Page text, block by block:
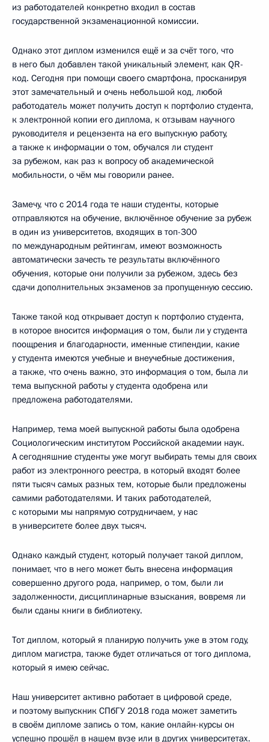
из работодателей конкретно входил в состав
государственной экзаменационной комиссии.
Однако этот диплом изменился ещё и за счёт того, что
в него был добавлен такой уникальный элемент, как QR-
код. Сегодня при помощи своего смартфона, просканируя
этот замечательный и очень небольшой код, любой
работодатель может получить доступ к портфолио студента,
к электронной копии его диплома, к отзывам научного
руководителя и рецензента на его выпускную работу,
а также к информации о том, обучался ли студент
за рубежом, как раз к вопросу об академической
мобильности, о чём мы говорили ранее.
Замечу, что с 2014 года те наши студенты, которые
отправляются на обучение, включённое обучение за рубеж
в один из университетов, входящих в топ-300
по международным рейтингам, имеют возможность
автоматически зачесть те результаты включённого
обучения, которые они получили за рубежом, здесь без
сдачи дополнительных экзаменов за пропущенную сессию.
Также такой код открывает доступ к портфолио студента,
в которое вносится информация о том, были ли у студента
поощрения и благодарности, именные стипендии, какие
у студента имеются учебные и внеучебные достижения,
а также, что очень важно, это информация о том, была ли
тема выпускной работы у студента одобрена или
предложена работодателями.
Например, тема моей выпускной работы была одобрена
Социологическим институтом Российской академии наук.
А сегодняшние студенты уже могут выбирать темы для своих
работ из электронного реестра, в который входят более
пяти тысяч самых разных тем, которые были предложены
самими работодателями. И таких работодателей,
с которыми мы напрямую сотрудничаем, у нас
в университете более двух тысяч.
Однако каждый студент, который получает такой диплом,
понимает, что в него может быть внесена информация
совершенно другого рода, например, о том, были ли
задолженности, дисциплинарные взыскания, вовремя ли
были сданы книги в библиотеку.
Тот диплом, который я планирую получить уже в этом году,
диплом магистра, также будет отличаться от того диплома,
который я имею сейчас.
Наш университет активно работает в цифровой среде,
и поэтому выпускник СПбГУ 2018 года может заметить
в своём дипломе запись о том, какие онлайн-курсы он
успешно прошёл в нашем вузе или в других университетах.